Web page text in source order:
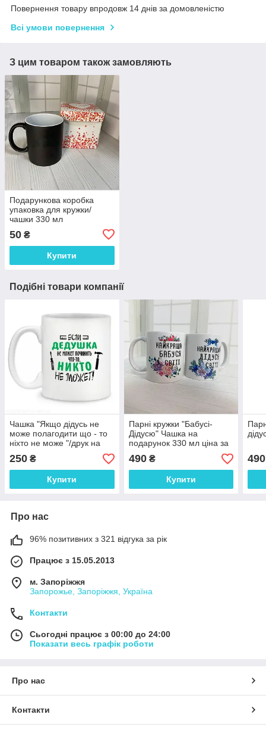
Повернення товару впродовж 14 днів за домовленістю
Всі умови повернення
З цим товаром також замовляють
Подарункова коробка
упаковка для кружки/
чашки 330 мл
50 ₴
Купити
Подібні товари компанії
Чашка "Якщо дідусь не
може полагодити що - то
ніхто не може "/друк на
чашках
250 ₴
Купити
Парні кружки "Бабусі-
Дідусю" Чашка на
подарунок 330 мл ціна за
пару
490₴
Купити
490
Про нас
96% позитивних з 321 відгука за рік
Працює з 15.05.2013
м. Запоріжжя
Запорожье, Запоріжжя, Україна
Контакти
Сьогодні працює з 00:00 до 24:00
Показати весь графік роботи
Про нас
Контакти